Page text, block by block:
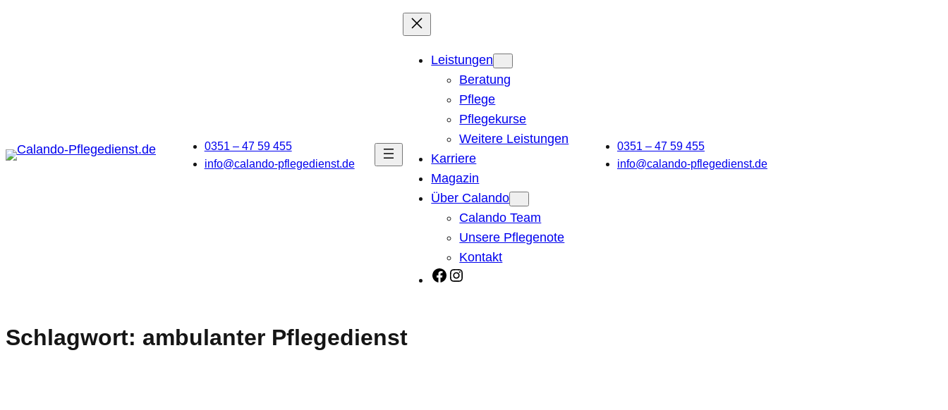
0351 – 47 59 455
info@calando-pflegedienst.de
Leistungen
Beratung
Pflege
Pflegekurse
Weitere Leistungen
Karriere
Magazin
Über Calando
Calando Team
Unsere Pflegenote
Kontakt
Facebook
Instagram
0351 – 47 59 455
info@calando-pflegedienst.de
Schlagwort: ambulanter Pflegedienst